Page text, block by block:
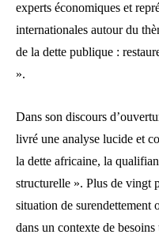
experts économiques et
internationales autour du
de la dette publique :
».
Dans son discours
livré une analyse lucide et
la dette africaine, la
structurelle ». Plus de vingt
situation de surendettement
dans un contexte de